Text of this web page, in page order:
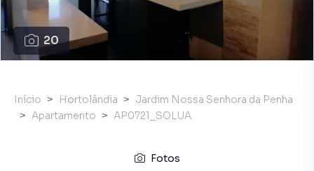
20
Início Hortolândia
Jardim Nossa Senhora da Penha
Apartamento
AP0721_SOLUA
Fotos